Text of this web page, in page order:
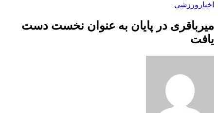
اخبار ورزشی
میرباقری در پایان به عنوان نخست دست
یافت